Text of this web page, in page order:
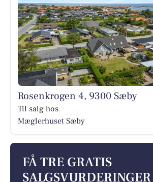
Rosenkrogen 4, 9300 Sæby
Til salg hos
Mæglerhuset Sæby
FÅ TRE GRATIS
SALGSVURDERINGER